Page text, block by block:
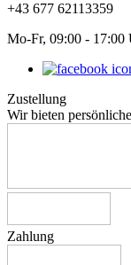
+43 677 62113359
Mo-Fr, 09:00 - 17:00
Zustellung
Wir bieten
Zahlung